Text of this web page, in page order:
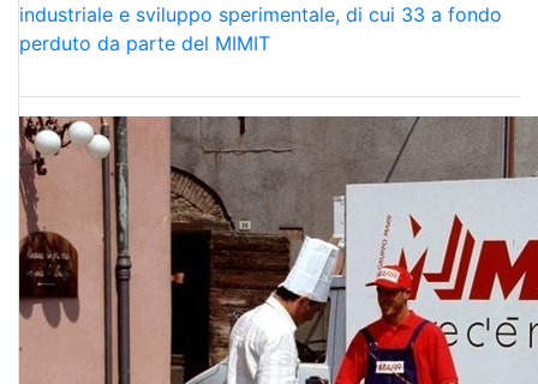
industriale e sviluppo sperimentale, di cui 33 a fondo
perduto da parte del MIMIT